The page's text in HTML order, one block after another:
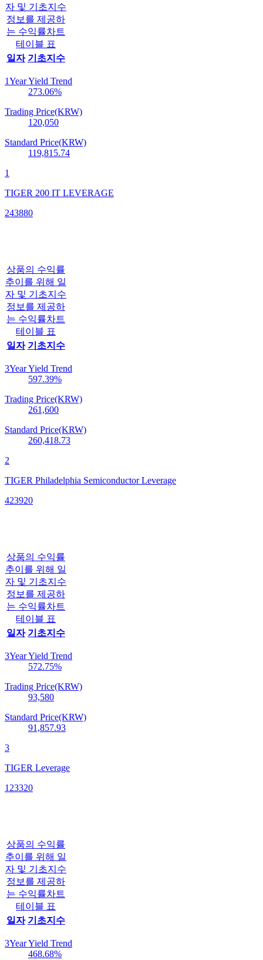
자 및 기초지수
정보를 제공하
는 수익률차트
테이블 표
일자 기초지수
1Year Yield Trend
273.06%
Trading Price(KRW)
120,050
Standard Price(KRW)
119,815.74
1
TIGER 200 IT LEVERAGE
243880
상품의 수익률
추이를 위해 일
자 및 기초지수
정보를 제공하
는 수익률차트
테이블 표
일자 기초지수
3Year Yield Trend
597.39%
Trading Price(KRW)
261,600
Standard Price(KRW)
260,418.73
2
TIGER Philadelphia Semiconductor Leverage
423920
상품의 수익률
추이를 위해 일
자 및 기초지수
정보를 제공하
는 수익률차트
테이블 표
일자 기초지수
3Year Yield Trend
572.75%
Trading Price(KRW)
93,580
Standard Price(KRW)
91,857.93
3
TIGER Leverage
123320
상품의 수익률
추이를 위해 일
자 및 기초지수
정보를 제공하
는 수익률차트
테이블 표
일자 기초지수
3Year Yield Trend
468.68%